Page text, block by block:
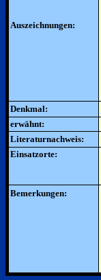
Auszeichnungen:
Denkmal:
erwähnt:
Literaturnachweis:
Einsatzorte:
Bemerkungen: